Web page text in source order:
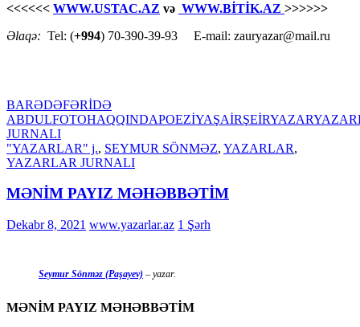
<<<<<< WWW.USTAC.AZ və WWW.BİTİK.AZ >>>>>>
Əlaqə: Tel: (+994) 70-390-39-93 E-mail: zauryazar@mail.ru
BARƏDƏFƏRİDƏ
ABDULFOTOHAQQINDAPOEZİYAŞAİRŞEİRYAZAR
JURNALI
"YAZARLAR" j., SEYMUR SÖNMƏZ, YAZARLAR,
YAZARLAR JURNALI
MƏNİM PAYIZ MƏHƏBBƏTİM
Dekabr 8, 2021 www.yazarlar.az 1 Şərh
Seymur Sönməz (Paşayev) – yazar.
MƏNİM PAYIZ MƏHƏBBƏTİM